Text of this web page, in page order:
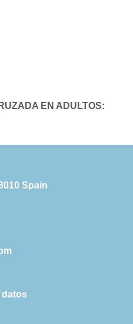
EN ADULTOS:
Spain
datos